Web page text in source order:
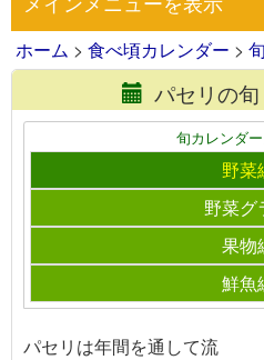
ホーム > 食べ頃カレンダー >
パセリの
旬カレンダ
野菜
野菜グ
果物
鮮魚
パセリは年間を通して流